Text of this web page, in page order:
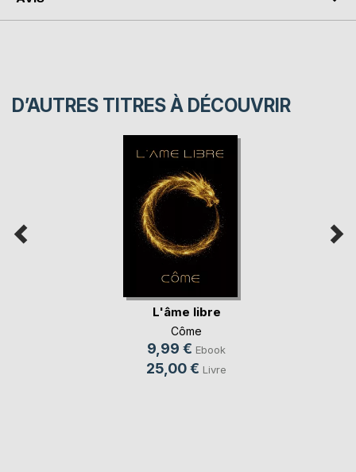
D’AUTRES TITRES À DÉCOUVRIR
L'âme libre
Côme
9,99 € Ebook
25,00 € Livre